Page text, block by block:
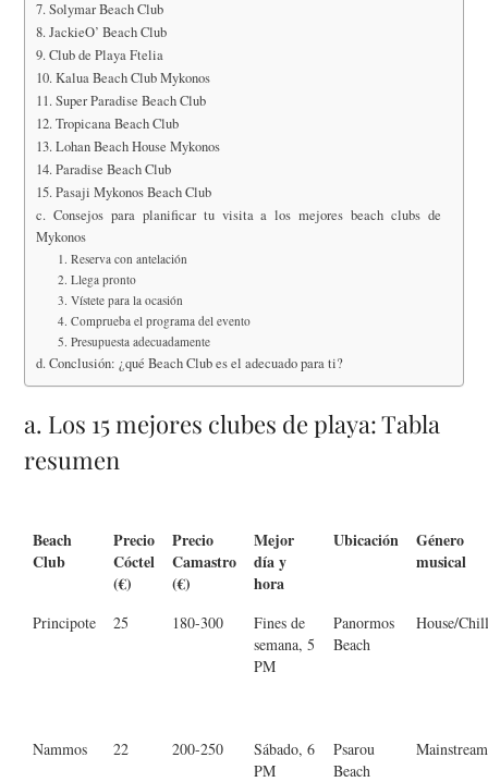
7. Solymar Beach Club
8. JackieO’ Beach Club
9. Club de Playa Ftelia
10. Kalua Beach Club Mykonos
11. Super Paradise Beach Club
12. Tropicana Beach Club
13. Lohan Beach House Mykonos
14. Paradise Beach Club
15. Pasaji Mykonos Beach Club
c. Consejos para planificar tu visita a los mejores beach clubs de
Mykonos
1. Reserva con antelación
2. Llega pronto
3. Vístete para la ocasión
4. Comprueba el programa del evento
5. Presupuesta adecuadamente
d. Conclusión: ¿qué Beach Club es el adecuado para ti?
a. Los 15 mejores clubes de playa: Tabla
resumen
Beach
Club
Precio
Cóctel
(€)
Precio
Camastro
(€)
Mejor
día y
hora
Ubicación
Género
musical
Principote 25 180-300
Fines de
semana, 5
PM
Panormos
Beach
House/Chill
Nammos 22 200-250
Sábado, 6
PM
Psarou
Beach
Mainstream